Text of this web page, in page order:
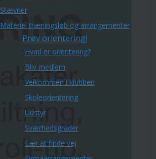
Stævner
Materiel træningsløb og arrangementer
Prøv orientering!
Hvad er orientering?
Bliv medlem
Velkommen i klubben
Skoleorientering
Udstyr
Sværhedsgrader
Lær at finde vej